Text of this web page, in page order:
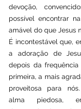
devoção,
possível encontrar
amável do que Jesus
É incontestável que,
a adoração de
depois da
primeira, a mais
proveitosa para
alma piedosa,